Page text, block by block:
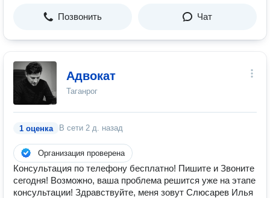
Позвонить Чат
Адвокат
Таганрог
1 оценка В сети 2 д. назад
Организация проверена
Консультация по телефону бесплатно️️!️ ️Пишите и Звоните
сегодня! Возможно, ваша проблема решится уже на этапе
консультации! Здравствуйте, меня зовут Слюсарев Илья